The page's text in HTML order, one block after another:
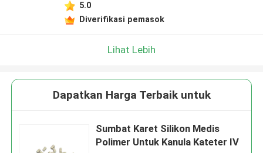
5.0
Diverifikasi pemasok
Lihat Lebih
Dapatkan Harga Terbaik untuk
Sumbat Karet Silikon Medis
Polimer Untuk Kanula Kateter IV